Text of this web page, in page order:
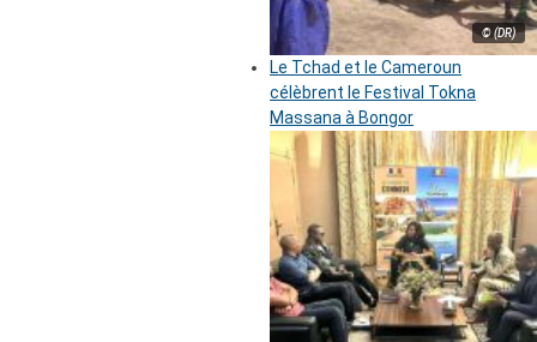
© (DR)
Le Tchad et le Cameroun
célèbrent le Festival Tokna
Massana à Bongor